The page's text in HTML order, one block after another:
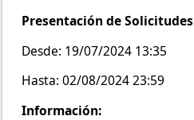
Presentación de Solicitudes
Desde: 19/07/2024 13:35
Hasta: 02/08/2024 23:59
Información: